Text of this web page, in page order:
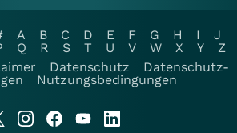
A B C D E F G H I
J
Q R S T U V W X Y
Z
Datenschutz
Datenschutz-
Nutzungsbedingungen